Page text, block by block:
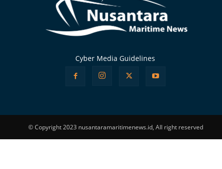
Cyber Media Guidelines
© Copyright 2023 nusantaramaritimenews.id, All right reserved